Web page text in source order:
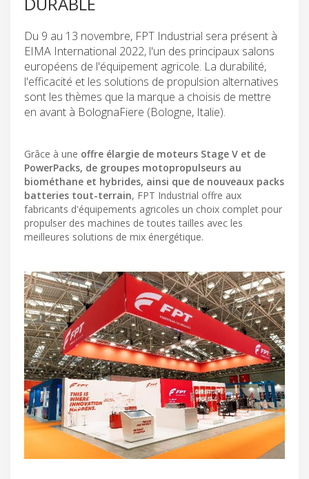
Du 9 au 13 novembre, FPT Industrial sera présent à
EIMA International 2022, l'un des principaux salons
européens de l'équipement agricole. La durabilité,
l'efficacité et les solutions de propulsion alternatives
sont les thèmes que la marque a choisis de mettre
en avant à BolognaFiere (Bologne, Italie).
Grâce à une offre élargie de moteurs Stage V et de
PowerPacks, de groupes motopropulseurs au
biométhane et hybrides, ainsi que de nouveaux packs
batteries tout-terrain, FPT Industrial offre aux
fabricants d'équipements agricoles un choix complet pour
propulser des machines de toutes tailles avec les
meilleures solutions de mix énergétique.